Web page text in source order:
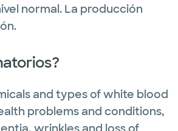
normal. La producción
and types of white blood
problems and conditions,